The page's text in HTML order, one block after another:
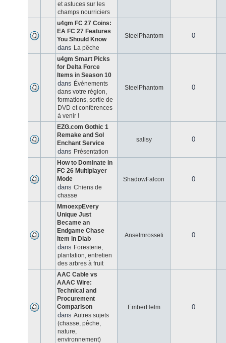
et astuces sur les
champs nourriciers
u4gm FC 27 Coins:
EA FC 27 Features
You Should Know
dans La pêche
SteelPhantom 0
u4gm Smart Picks
for Delta Force
Items in Season 10
dans Évènements
dans votre région,
formations, sortie de
DVD et conférences
à venir !
SteelPhantom 0
EZG.com Gothic 1
Remake and Sol
Enchant Service
dans Présentation
salisy 0
How to Dominate in
FC 26 Multiplayer
Mode
dans Chiens de
chasse
ShadowFalcon 0
MmoexpEvery
Unique Just
Became an
Endgame Chase
Item in Diab
dans Foresterie,
plantation, entretien
des arbres à fruit
Anselmrosseti 0
AAC Cable vs
AAAC Wire:
Technical and
Procurement
Comparison
dans Autres sujets
(chasse, pêche,
nature,
environnement)
EmberHelm 0